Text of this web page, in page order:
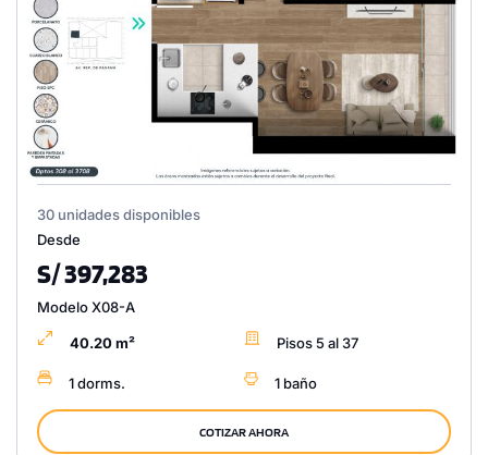
30 unidades disponibles
Desde
S/ 397,283
Modelo X08-A
40.20 m² Pisos 5 al 37
1 dorms. 1 baño
COTIZAR AHORA